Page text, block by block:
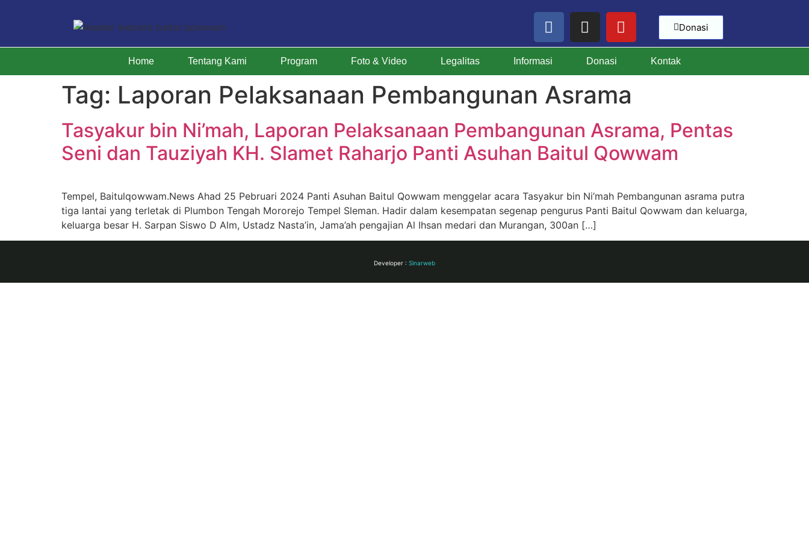
Donasi
Home Tentang Kami Program Foto & Video Legalitas Informasi Donasi Kontak
Tag: Laporan Pelaksanaan Pembangunan Asrama
Tasyakur bin Ni’mah, Laporan Pelaksanaan Pembangunan Asrama, Pentas
Seni dan Tauziyah KH. Slamet Raharjo Panti Asuhan Baitul Qowwam
Tempel, Baitulqowwam.News Ahad 25 Pebruari 2024 Panti Asuhan Baitul Qowwam menggelar acara Tasyakur bin Ni’mah Pembangunan asrama putra
tiga lantai yang terletak di Plumbon Tengah Mororejo Tempel Sleman. Hadir dalam kesempatan segenap pengurus Panti Baitul Qowwam dan keluarga,
keluarga besar H. Sarpan Siswo D Alm, Ustadz Nasta’in, Jama’ah pengajian Al Ihsan medari dan Murangan, 300an […]
Developer : Sinarweb